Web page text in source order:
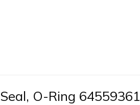
Seal, O-Ring 64559361